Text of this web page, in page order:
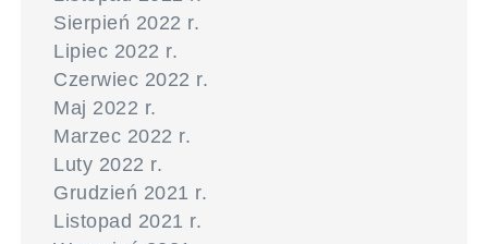
Sierpień 2022 r.
Lipiec 2022 r.
Czerwiec 2022 r.
Maj 2022 r.
Marzec 2022 r.
Luty 2022 r.
Grudzień 2021 r.
Listopad 2021 r.